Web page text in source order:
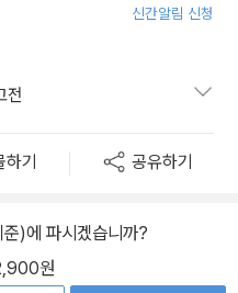
신간알림 신청
전
기 공유하기
)에 파시겠습니까?
원